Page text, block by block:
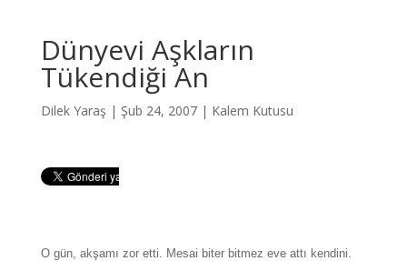
Dünyevi Aşkların
Tükendiği An
Dilek Yaraş | Şub 24, 2007 | Kalem Kutusu
O gün, akşamı zor etti. Mesai biter bitmez eve attı kendini.